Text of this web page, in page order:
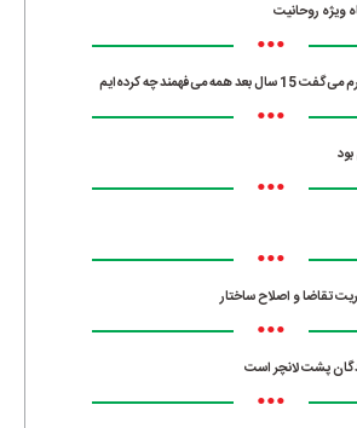
ویژه روحانیت
•••
چه کرده‌ایم
•••
•••
•••
تقاضا و اصلاح ساختار
•••
پشت لانچر است
•••